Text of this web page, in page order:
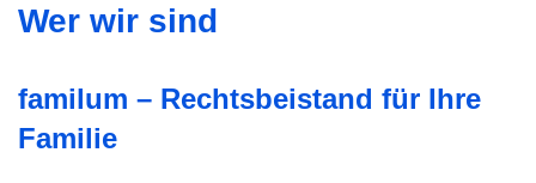
Wer wir sind
familum – Rechtsbeistand für Ihre
Familie